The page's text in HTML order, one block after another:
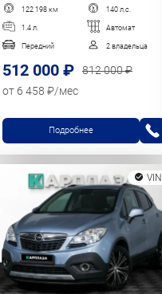
122 198 км 140 л.с.
1.4 л. Автомат
Передний 2 владельца
512 000 ₽
812 000 ₽
от 6 458 ₽/мес
Подробнее
VIN